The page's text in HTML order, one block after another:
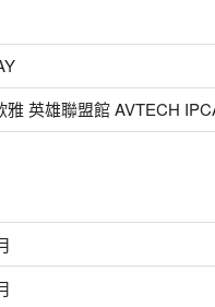
雅 英雄聯盟館 AVTECH